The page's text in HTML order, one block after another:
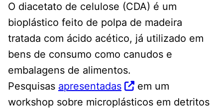
O diacetato de celulose (CDA) é um
bioplástico feito de polpa de madeira
tratada com ácido acético, já utilizado em
bens de consumo como canudos e
embalagens de alimentos.
Pesquisas apresentadas
em um
workshop sobre microplásticos em detritos